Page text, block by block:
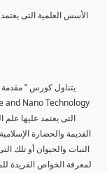
الأسس العلمية التى يعتمد
يتناول كورس " مقدمة
and Nano Technology
التى يعتمد عليها علم
القديمة والحضارة
النبات والحيوان أو تلك
لمعرفة الخواص الفريدة